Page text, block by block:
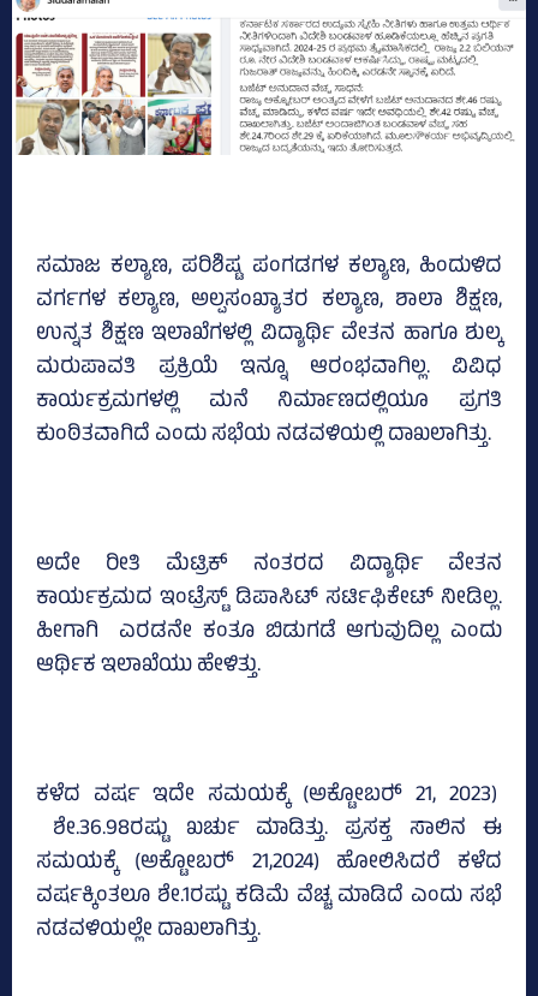
ಸಮಾಜ ಕಲ್ಯಾಣ, ಪರಿಶಿಷ್ಟ ಪಂಗಡಗಳ ಕಲ್ಯಾಣ, ಹಿಂದುಳಿದ
ವರ್ಗಗಳ ಕಲ್ಯಾಣ, ಅಲ್ಪಸಂಖ್ಯಾತರ ಕಲ್ಯಾಣ, ಶಾಲಾ ಶಿಕ್ಷಣ,
ಉನ್ನತ ಶಿಕ್ಷಣ ಇಲಾಖೆಗಳಲ್ಲಿ ವಿದ್ಯಾರ್ಥಿ ವೇತನ ಹಾಗೂ ಶುಲ್ಕ
ಮರುಪಾವತಿ ಪ್ರಕ್ರಿಯೆ ಇನ್ನೂ ಆರಂಭವಾಗಿಲ್ಲ. ವಿವಿಧ
ಕಾರ್ಯಕ್ರಮಗಳಲ್ಲಿ ಮನೆ ನಿರ್ಮಾಣದಲ್ಲಿಯೂ ಪ್ರಗತಿ
ಕುಂಠಿತವಾಗಿದೆ ಎಂದು ಸಭೆಯ ನಡವಳಿಯಲ್ಲಿ ದಾಖಲಾಗಿತ್ತು.
ಅದೇ ರೀತಿ ಮೆಟ್ರಿಕ್‌ ನಂತರದ ವಿದ್ಯಾರ್ಥಿ ವೇತನ
ಕಾರ್ಯಕ್ರಮದ ಇಂಟ್ರೆಸ್ಟ್‌ ಡಿಪಾಸಿಟ್‌ ಸರ್ಟಿಫಿಕೇಟ್‌ ನೀಡಿಲ್ಲ.
ಹೀಗಾಗಿ ಎರಡನೇ ಕಂತೂ ಬಿಡುಗಡೆ ಆಗುವುದಿಲ್ಲ ಎಂದು
ಆರ್ಥಿಕ ಇಲಾಖೆಯು ಹೇಳಿತ್ತು.
ಕಳೆದ ವರ್ಷ ಇದೇ ಸಮಯಕ್ಕೆ (ಅಕ್ಟೋಬರ್‍‌ 21, 2023)
ಶೇ.36.98ರಷ್ಟು ಖರ್ಚು ಮಾಡಿತ್ತು. ಪ್ರಸಕ್ತ ಸಾಲಿನ ಈ
ಸಮಯಕ್ಕೆ (ಅಕ್ಟೋಬರ್‍‌ 21,2024) ಹೋಲಿಸಿದರೆ ಕಳೆದ
ವರ್ಷಕ್ಕಿಂತಲೂ ಶೇ.1ರಷ್ಟು ಕಡಿಮೆ ವೆಚ್ಚ ಮಾಡಿದೆ ಎಂದು ಸಭೆ
ನಡವಳಿಯಲ್ಲೇ ದಾಖಲಾಗಿತ್ತು.